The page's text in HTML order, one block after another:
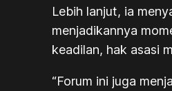
Lebih lanjut, ia
menjadikannya
keadilan, hak asasi
“Forum ini juga